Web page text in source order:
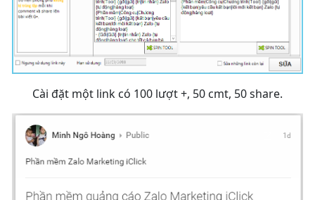
Cài đặt một link có 100 lượt +, 50 cmt, 50 share.